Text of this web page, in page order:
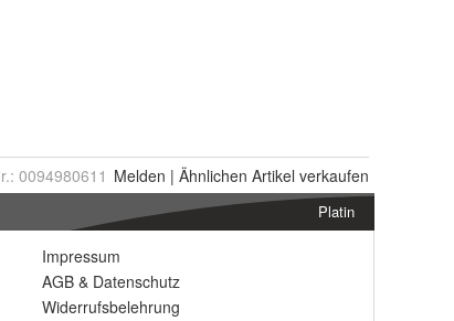
0094980611 Melden | Ähnlichen Artikel verkaufen
Platin
Impressum
AGB & Datenschutz
Widerrufsbelehrung